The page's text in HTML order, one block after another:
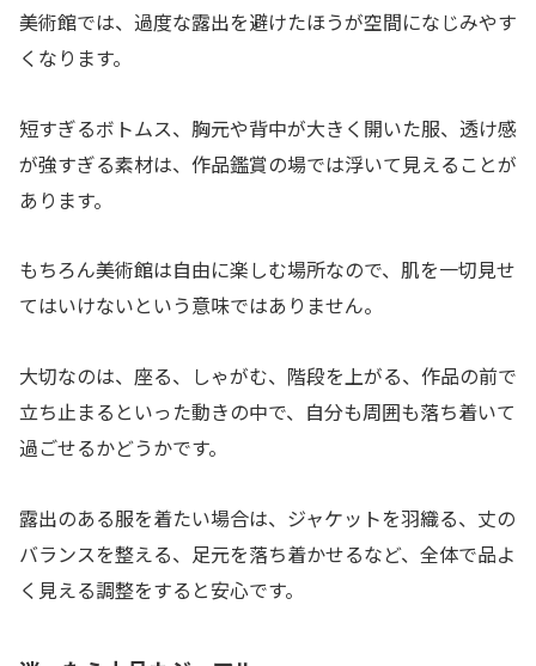
美術館では、過度な露出を避けたほうが空間になじみやす
くなります。
短すぎるボトムス、胸元や背中が大きく開いた服、透け感
が強すぎる素材は、作品鑑賞の場では浮いて見えることが
あります。
もちろん美術館は自由に楽しむ場所なので、肌を一切見せ
てはいけないという意味ではありません。
大切なのは、座る、しゃがむ、階段を上がる、作品の前で
立ち止まるといった動きの中で、自分も周囲も落ち着いて
過ごせるかどうかです。
露出のある服を着たい場合は、ジャケットを羽織る、丈の
バランスを整える、足元を落ち着かせるなど、全体で品よ
く見える調整をすると安心です。